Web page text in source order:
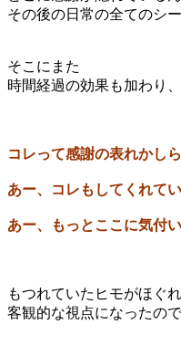
その後の日常の全てのシ
そこにまた
時間経過の効果も加わり、
コレって感謝の表れかし
あー、コレもしてくれて
あー、もっとここに気付
もつれていたヒモがほぐれ
客観的な視点になったので